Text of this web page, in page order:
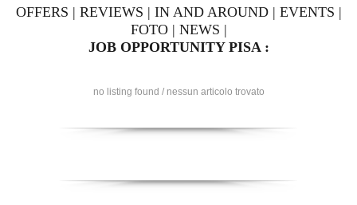
OFFERS | REVIEWS | IN AND AROUND| EVENTS |
FOTO| NEWS |
JOB OPPORTUNITY PISA :
no listing found / nessun articolo trovato